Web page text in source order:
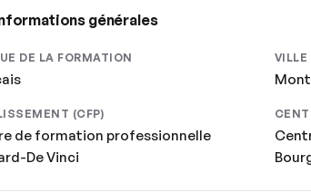
générales
DE LA FORMATION VILLE
(CFP)
de formation professionnelle
De Vinci